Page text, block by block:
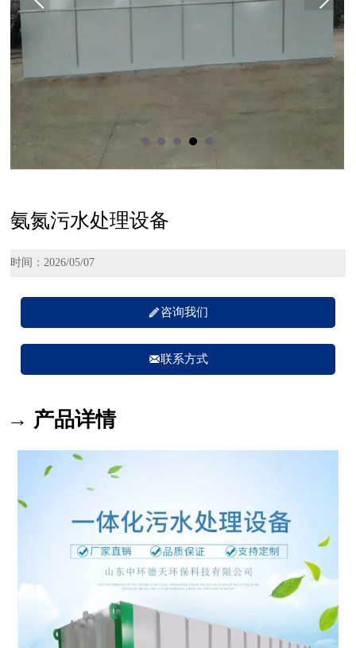
氨氮污水处理设备
时间：2026/05/07
咨询我们
联系方式
→ 产品详情